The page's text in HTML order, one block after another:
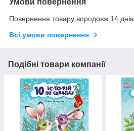
Умови повернення
Повернення товару впродовж 14
Всі умови повернення
Подібні товари компанії